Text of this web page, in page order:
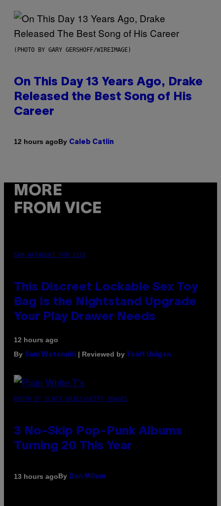
(PHOTO BY GARY GERSHOFF/WIREIMAGE)
On This Day 13 Years Ago, Drake
Released the Best Song of His
Career
12 hours agoBy Caleb Catlin
MORE
FROM VICE
SAM WATANUKI FOR VICE
This Discreet Lockable Sex Toy
Bag Is the Nightstand Upgrade
Your Play Drawer Needs
12 hours ago
By Sam Watanuki | Reviewed by Ysolt Usigan
PHOTO BY SCOTT GRIES/GETTY IMAGES
3 No-Skip Pop-Punk Albums
Turning 20 This Year
13 hours agoBy Dan Milam